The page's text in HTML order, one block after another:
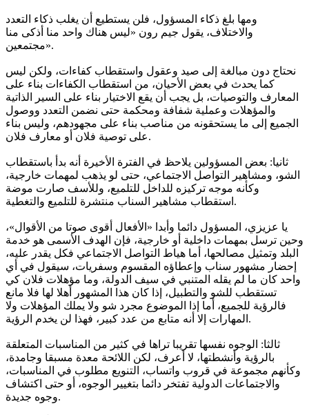
ومها بلغ ذكاء المسؤول، فلن يستطيع أن يغلب ذكاء التعدد
والاختلاف، يقول جيم رون «ليس هناك واحد منا أذكى منا
مجتمعين».
نحتاج دون مبالغة إلى صيد وعقول واستقطاب كفاءات، ولكن ليس
كما يحدث في بعض الأحيان، من استقطاب الكفاءات بناء على
المعارف والتوصيات، بل يجب أن يقع الاختيار بناء على السير الذاتية
والمؤهلات وعملية شفافة ومحكمة حتى نضمن التعدد ووصول
الجميع إلى ما يستحقونه من مناصب بناء على مجهودهم، وليس بناء
على توصية فلان أو معارف فلان.
ثانيا: بعض المسؤولين يلاحظ في الفترة الأخيرة أنه بدأ باستقطاب
الشو، ومشاهير التواصل الاجتماعي، حتى لو يذهب لمهمات خارجية،
وكأنه موجه تركيزه للداخل للتلميع، وللأسف صارت موضة
استقطاب مشاهير السناب منتشرة للتلميع والتغطية.
يا عزيزي، المسؤول دائما وأبدا «الأفعال أقوى صوتا من الأقوال»،
وحين ترسل بمهمات داخلية أو خارجية، فإن الهدف الأسمى هو خدمة
البلد وتمثيل مصالحها، أما هياط التواصل الاجتماعي فكل يقدر عليه،
إحضار مشهور سناب وإعطاؤه المقسوم وسفريات، سيقول في أي
واحد كان ما لم يقله المتنبي في سيف الدولة، وما مؤهلات فلان كي
تستقطب للشو والتطبيل، إذا كان هذا المشهور أهلا لها فلا مانع
فالرؤية للجميع، أما إذا الموضوع مجرد شو ولا يملك المؤهلات ولا
المهارات إلا أنه متابع من عدد كبير، فهذا لن يخدم الرؤية.
ثالثا: الوجوه نفسها تقريبا تراها في كثير من المناسبات المتعلقة
بالرؤية وأنشطتها، لا أعرف، لكن اللائحة معدة مسبقا وجامدة،
وكأنهم مجموعة في قروب واتساب، التنويع مطلوب في المناسبات،
والاجتماعات الدولية تفتخر دائما بتغيير الوجوه، أو حتى اكتشاف
وجوه جديدة.